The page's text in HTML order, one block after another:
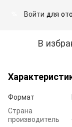
Войти для
В
Формат
Страна
производитель